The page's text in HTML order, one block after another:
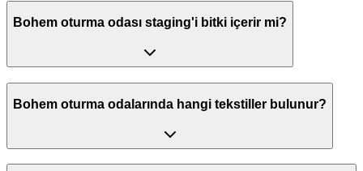
Bohem oturma odası staging'i bitki içerir mi?
Bohem oturma odalarında hangi tekstiller bulunur?